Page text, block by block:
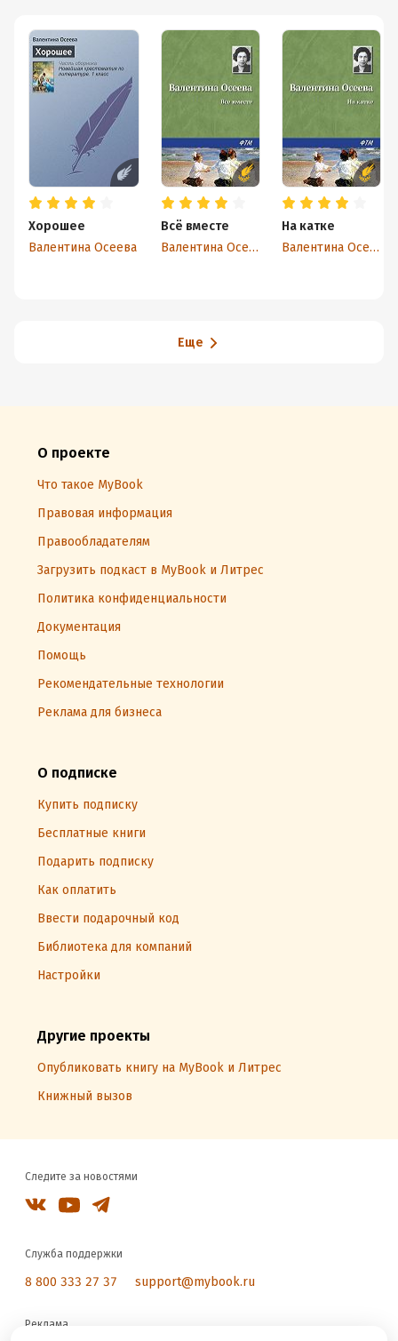
Хорошее
Валентина Осеева
Всё вместе
Валентина Осеева
На катке
Валентина Осеева
Еще
О проекте
Что такое MyBook
Правовая информация
Правообладателям
Загрузить подкаст в MyBook и Литрес
Политика конфиденциальности
Документация
Помощь
Рекомендательные технологии
Реклама для бизнеса
О подписке
Купить подписку
Бесплатные книги
Подарить подписку
Как оплатить
Ввести подарочный код
Библиотека для компаний
Настройки
Другие проекты
Опубликовать книгу на MyBook и Литрес
Книжный вызов
Следите за новостями
Служба поддержки
8 800 333 27 37 support@mybook.ru
Реклама